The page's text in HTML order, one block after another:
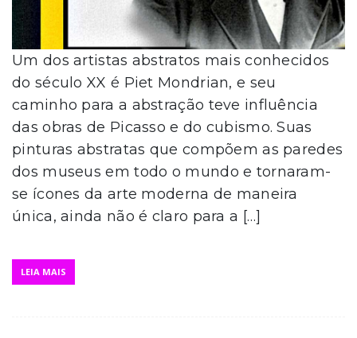
Um dos artistas abstratos mais conhecidos
do século XX é Piet Mondrian, e seu
caminho para a abstração teve influência
das obras de Picasso e do cubismo. Suas
pinturas abstratas que compõem as paredes
dos museus em todo o mundo e tornaram-
se ícones da arte moderna de maneira
única, ainda não é claro para a […]
LEIA MAIS